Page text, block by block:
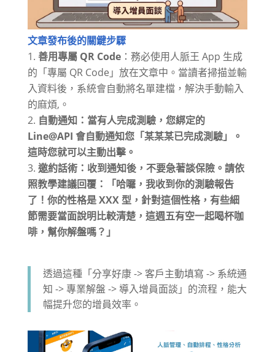
文章發布後的關鍵步驟
善用專屬 QR Code：務必使用人脈王 App 生成
的「專屬 QR Code」放在文章中。當讀者掃描並輸
入資料後，系統會自動將名單建檔，解決手動輸入
的麻煩, 。
自動通知：當有人完成測驗，您綁定的
Line@API 會自動通知您「某某某已完成測驗」。
這時您就可以主動出擊。
邀約話術：收到通知後，不要急著談保險。請依
照教學建議回覆：「哈囉，我收到你的測驗報告
了！你的性格是 XXX 型，針對這個性格，有些細
節需要當面說明比較清楚，這週五有空一起喝杯咖
啡，幫你解盤嗎？」
透過這種「分享好康 -> 客戶主動填寫 -> 系統通
知 -> 專業解盤 -> 導入增員面談」的流程，能大
幅提升您的增員效率。